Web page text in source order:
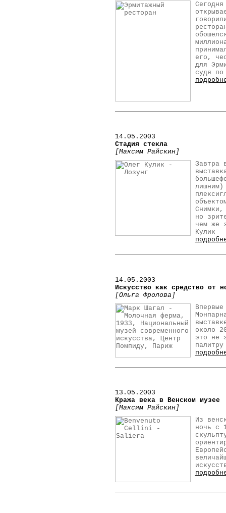
его,
для
судя по
14.05.2003
Стадия стекла
[Максим Райскин]
Завтра
лишним)
Снимки,
но
чем же
Кулик
14.05.2003
Искусство как средство от
[Ольга Фролова]
около
это не
13 .05.2003
Кража века в Венском музее
[Максим Райскин]
Из
ночь с